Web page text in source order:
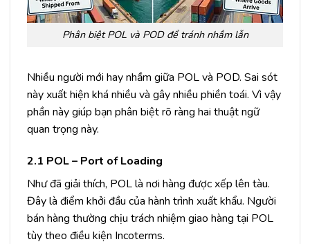
Phân biệt POL và POD để tránh nhầm lẫn
Nhiều người mới hay nhầm giữa POL và POD. Sai sót
này xuất hiện khá nhiều và gây nhiều phiền toái. Vì vậy
phần này giúp bạn phân biệt rõ ràng hai thuật ngữ
quan trọng này.
2.1 POL – Port of Loading
Như đã giải thích, POL là nơi hàng được xếp lên tàu.
Đây là điểm khởi đầu của hành trình xuất khẩu. Người
bán hàng thường chịu trách nhiệm giao hàng tại POL
tùy theo điều kiện Incoterms.